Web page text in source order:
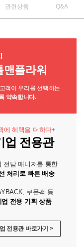
관련상품 Q&A
플라워
객이 우리를 선택하는
약속합니다.
에 혜택을 더하다+
업 전용관
전담 매니저를 통한
처리로 빠른 배송
쿠폰팩 등
업 전용 기획 상품
전용관 바로가기 >